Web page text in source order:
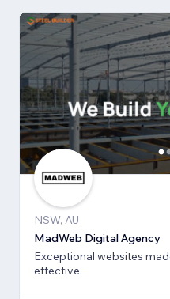
NSW, AU
MadWeb Digital Agency
Exceptional websites
effective.